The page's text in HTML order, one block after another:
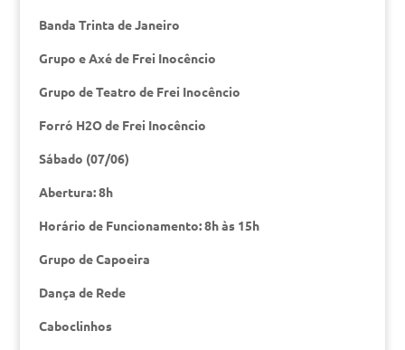
Banda Trinta de Janeiro
Grupo e Axé de Frei Inocêncio
Grupo de Teatro de Frei Inocêncio
Forró H2O de Frei Inocêncio
Sábado (07/06)
Abertura: 8h
Horário de Funcionamento: 8h às 15h
Grupo de Capoeira
Dança de Rede
Caboclinhos